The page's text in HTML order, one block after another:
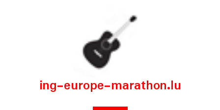
ing-europe-marathon.lu